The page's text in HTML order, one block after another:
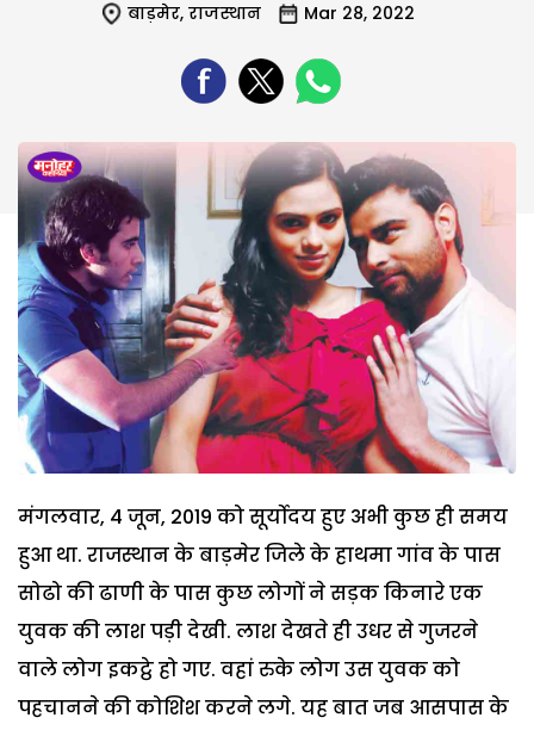
बाड़मेर, राजस्थान Mar 28, 2022
मंगलवार, 4 जून, 2019 को सूर्योदय हुए अभी कुछ ही समय
हुआ था. राजस्थान के बाड़मेर जिले के हाथमा गांव के पास
सोढो की ढाणी के पास कुछ लोगों ने सड़क किनारे एक
युवक की लाश पड़ी देखी. लाश देखते ही उधर से गुजरने
वाले लोग इकट्ठे हो गए. वहां रुके लोग उस युवक को
पहचानने की कोशिश करने लगे. यह बात जब आसपास के